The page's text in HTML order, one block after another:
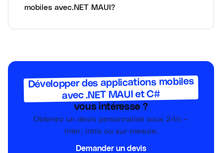
mobiles avec.NET MAUI?
Développer des applications mobiles
avec .NET MAUI et C#
vous intéresse ?
Obtenez un devis personnalisé sous 24h —
inter, intra ou sur-mesure.
Demander un devis